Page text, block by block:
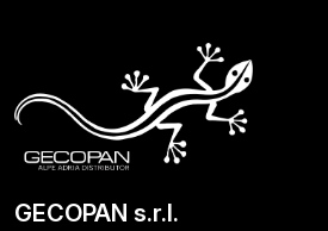
GECOPAN s.r.l.